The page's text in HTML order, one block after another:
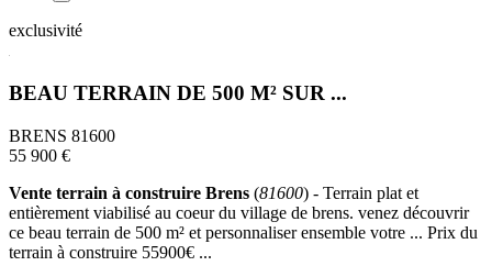
exclusivité
BEAU TERRAIN DE 500 M² SUR ...
BRENS 81600
55 900 €
Vente terrain à construire Brens (81600) - Terrain plat et
entièrement viabilisé au coeur du village de brens. venez découvrir
ce beau terrain de 500 m² et personnaliser ensemble votre ... Prix du
terrain à construire 55900€ ...